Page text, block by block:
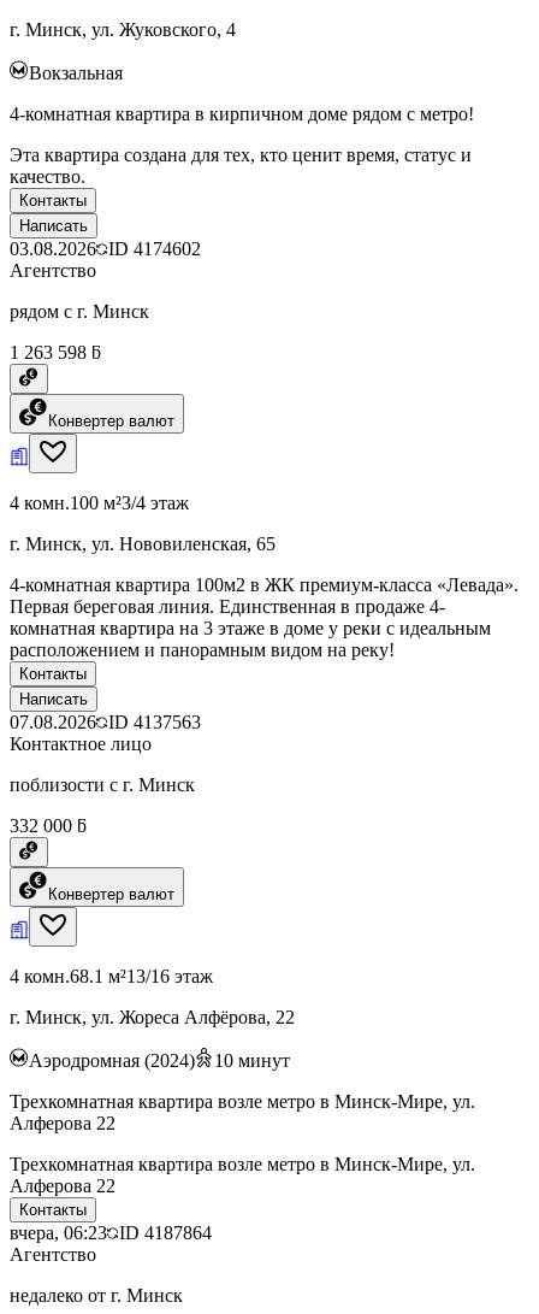
г. Минск, ул. Жуковского, 4
Вокзальная
4-комнатная квартира в кирпичном доме рядом с метро!
Эта квартира создана для тех, кто ценит время, статус и
качество.
Контакты
Написать
03.08.2026 ID 4174602
Агентство
рядом с г. Минск
1 263 598 ƃ
Конвертер валют
4 комн.100 м²3/4 этаж
г. Минск, ул. Нововиленская, 65
4-комнатная квартира 100м2 в ЖК премиум-класса «Левада».
Первая береговая линия. Единственная в продаже 4-
комнатная квартира на 3 этаже в доме у реки с идеальным
расположением и панорамным видом на реку!
Контакты
Написать
07.08.2026 ID 4137563
Контактное лицо
поблизости с г. Минск
332 000 ƃ
Конвертер валют
4 комн.68.1 м²13/16 этаж
г. Минск, ул. Жореса Алфёрова, 22
Аэродромная (2024) 10 минут
Трехкомнатная квартира возле метро в Минск-Мире, ул.
Алферова 22
Трехкомнатная квартира возле метро в Минск-Мире, ул.
Алферова 22
Контакты
вчера, 06:23 ID 4187864
Агентство
недалеко от г. Минск